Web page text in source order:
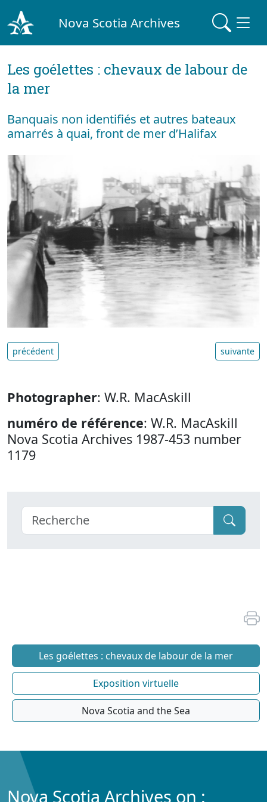
Nova Scotia Archives
Les goélettes : chevaux de labour de
la mer
Banquais non identifiés et autres bateaux
amarrés à quai, front de mer d’Halifax
précédent suivante
Photographer: W.R. MacAskill
numéro de référence: W.R. MacAskill
Nova Scotia Archives 1987-453 number
1179
Les goélettes : chevaux de labour de la mer
Exposition virtuelle
Nova Scotia and the Sea
Nova Scotia Archives on :